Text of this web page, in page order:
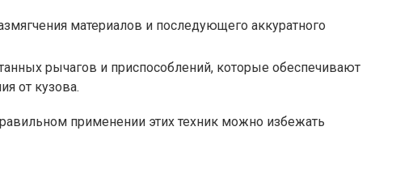
материалов и последующего аккуратного
рычагов и приспособлений, которые обеспечивают
от кузова.
применении этих техник можно избежать